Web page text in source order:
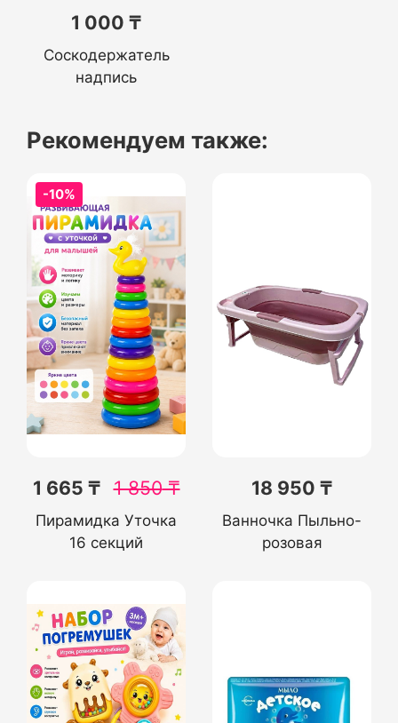
1 000 ₸
Соскодержатель
надпись
Рекомендуем также:
-10%
1 665 ₸ 1 850₸
Пирамидка Уточка
16 секций
18 950 ₸
Ванночка Пыльно-
розовая